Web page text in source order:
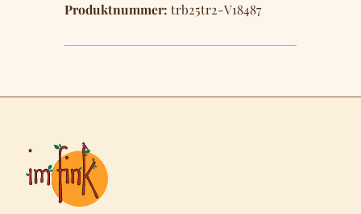
Produktnummer: trb25tr2-V18487